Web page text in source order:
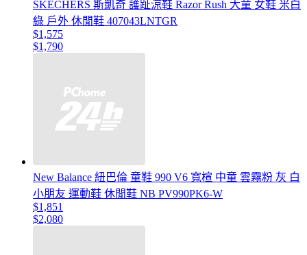
SKECHERS 斯凱奇 護趾涼鞋 Razor Rush 大童 女鞋 米白
綠 戶外 休閒鞋 407043LNTGR
$1,575
$1,790
New Balance 紐巴倫 童鞋 990 V6 寬楦 中童 雲霧粉 灰 白
小朋友 運動鞋 休閒鞋 NB PV990PK6-W
$1,851
$2,080